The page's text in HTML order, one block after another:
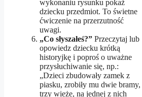
wykonaniu rysunku pokaż
dziecku przedmiot. To świetne
ćwiczenie na przerzutność
uwagi.
„Co słyszałeś?” Przeczytaj lub
opowiedz dziecku krótką
historyjkę i poproś o uważne
przysłuchiwanie się, np.:
„Dzieci zbudowały zamek z
piasku, zrobiły mu dwie bramy,
trzy wieże, na jednej z nich